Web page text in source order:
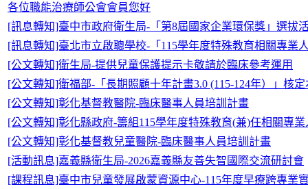
各位職能治療師公會會員您好
[訊息轉知]臺中市政府衛生局-「第8屆國家企業環保獎」選拔
[訊息轉知]臺北市立啟聰學校-「115學年度特殊教育相關專業
[公文轉知]衛生局-提供兒童保護提示卡敬請於臨床參考運用
[公文轉知]衛福部-「長期照顧十年計畫3.0 (115-124年）」核定
[公文轉知]彰化基督教醫院-臨床醫事人員培訓計畫
[公文轉知]彰化縣政府-籌組115學年度特殊教育(兼)任相關專
[公文轉知]彰化基督教兒童醫院-臨床醫事人員培訓計畫
[活動訊息]嘉義縣衛生局-2026嘉義縣友善失智國際交流研討會
[課程訊息]臺中市兒童發展啟蒙資源中心-115年度早療跨專業